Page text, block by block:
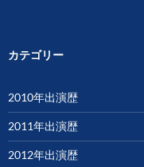
カテゴリー
2010年出演歴
2011年出演歴
2012年出演歴